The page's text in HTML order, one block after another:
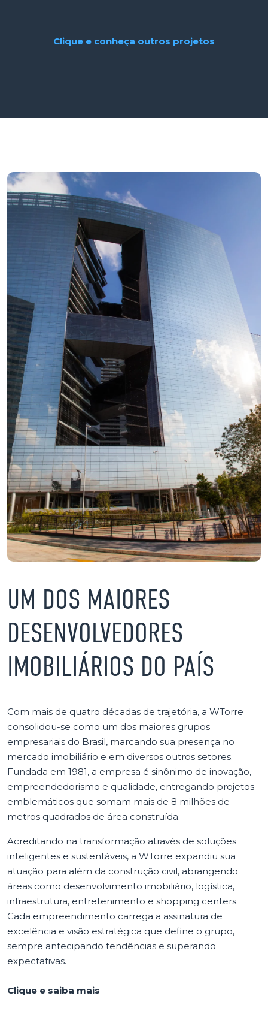
Clique e conheça outros projetos
UM DOS MAIORES
DESENVOLVEDORES
IMOBILIÁRIOS DO PAÍS
Com mais de quatro décadas de trajetória, a WTorre
consolidou-se como um dos maiores grupos
empresariais do Brasil, marcando sua presença no
mercado imobiliário e em diversos outros setores.
Fundada em 1981, a empresa é sinônimo de inovação,
empreendedorismo e qualidade, entregando projetos
emblemáticos que somam mais de 8 milhões de
metros quadrados de área construída.
Acreditando na transformação através de soluções
inteligentes e sustentáveis, a WTorre expandiu sua
atuação para além da construção civil, abrangendo
áreas como desenvolvimento imobiliário, logística,
infraestrutura, entretenimento e shopping centers.
Cada empreendimento carrega a assinatura de
excelência e visão estratégica que define o grupo,
sempre antecipando tendências e superando
expectativas.
Clique e saiba mais